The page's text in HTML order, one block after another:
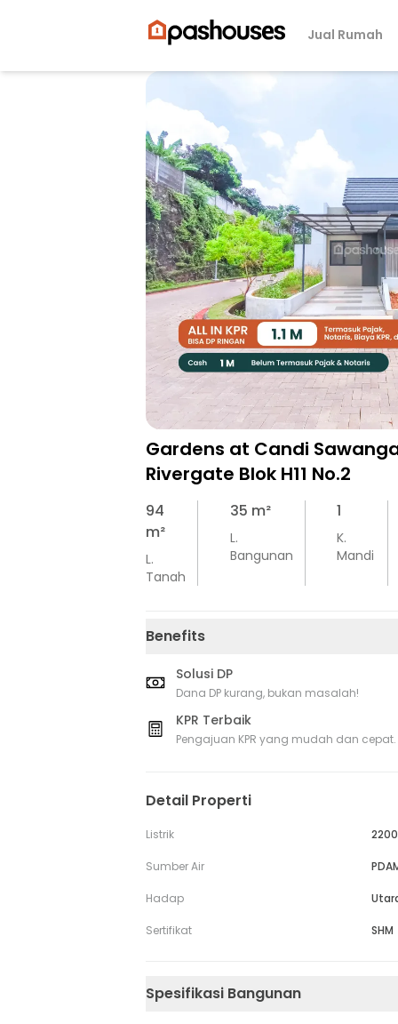
Jual Rumah
Gardens at Candi
Rivergate Blok H11 No.2
94
m²
L.
Tanah
35 m²
L.
Bangunan
1
K.
Mandi
Benefits
Solusi DP
Dana DP kurang, bukan masalah!
KPR Terbaik
Pengajuan KPR yang mudah dan cepat.
Detail Properti
Listrik
Sumber Air
Hadap
Sertifikat SHM
Spesifikasi Bangunan